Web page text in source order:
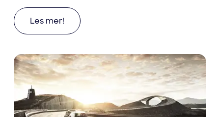
Les mer om Fra traktorer til elbil: Jostein
Les mer!